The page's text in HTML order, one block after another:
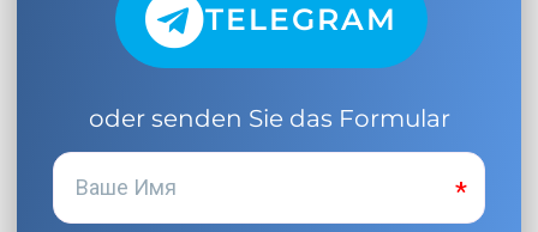
TELEGRAM
oder senden Sie das Formular